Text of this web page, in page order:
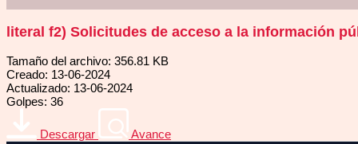
literal f2) Solicitudes de acceso a la información
Tamaño del archivo: 356.81 KB
Creado: 13-06-2024
Actualizado: 13-06-2024
Golpes: 36
Descargar Avance